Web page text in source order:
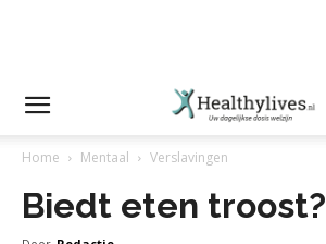
Home Mentaal Verslavingen
Biedt eten troost?